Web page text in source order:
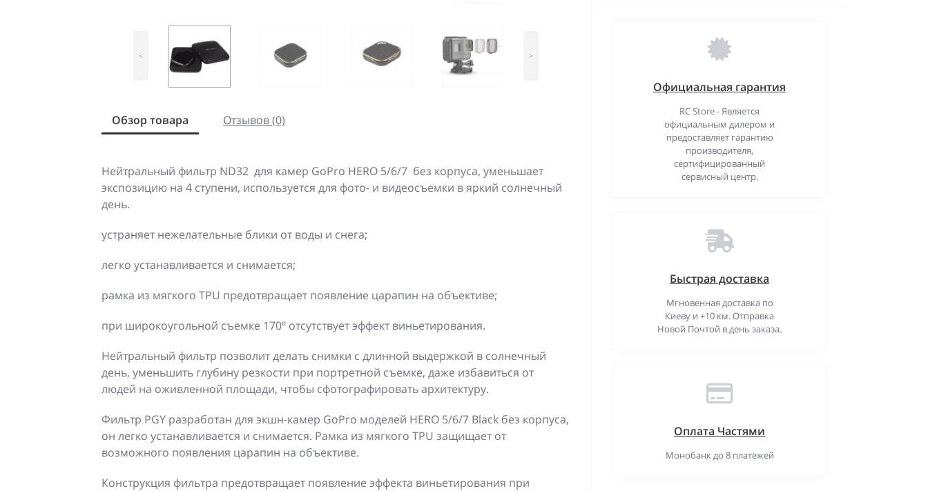
< >
Обзор товара Отзывов (0)
Нейтральный фильтр ND32 для камер GoPro HERO 5/6/7 без корпуса, уменьшает
экспозицию на 4 ступени, используется для фото- и видеосъемки в яркий солнечный
день.
устраняет нежелательные блики от воды и снега;
легко устанавливается и снимается;
рамка из мягкого TPU предотвращает появление царапин на объективе;
при широкоугольной съемке 170º отсутствует эффект виньетирования.
Нейтральный фильтр позволит делать снимки с длинной выдержкой в солнечный
день, уменьшить глубину резкости при портретной съемке, даже избавиться от
людей на оживленной площади, чтобы сфотографировать архитектуру.
Фильтр PGY разработан для экшн-камер GoPro моделей HERO 5/6/7 Black без корпуса,
он легко устанавливается и снимается. Рамка из мягкого TPU защищает от
возможного появления царапин на объективе.
Конструкция фильтра предотвращает появление эффекта виньетирования при
Официальная гарантия
RC Store - Является
официальным дилером и
предоставляет гарантию
производителя,
сертифицированный
сервисный центр.
Быстрая доставка
Мгновенная доставка по
Киеву и +10 км. Отправка
Новой Почтой в день заказа.
Оплата Частями
Монобанк до 8 платежей